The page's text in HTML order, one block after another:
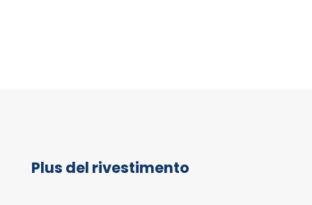
Plus del rivestimento